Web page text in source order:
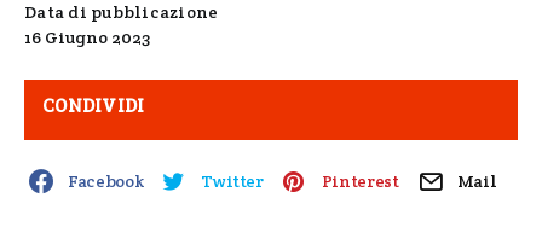
Data di pubblicazione
16 Giugno 2023
CONDIVIDI
Facebook Twitter Pinterest Mail